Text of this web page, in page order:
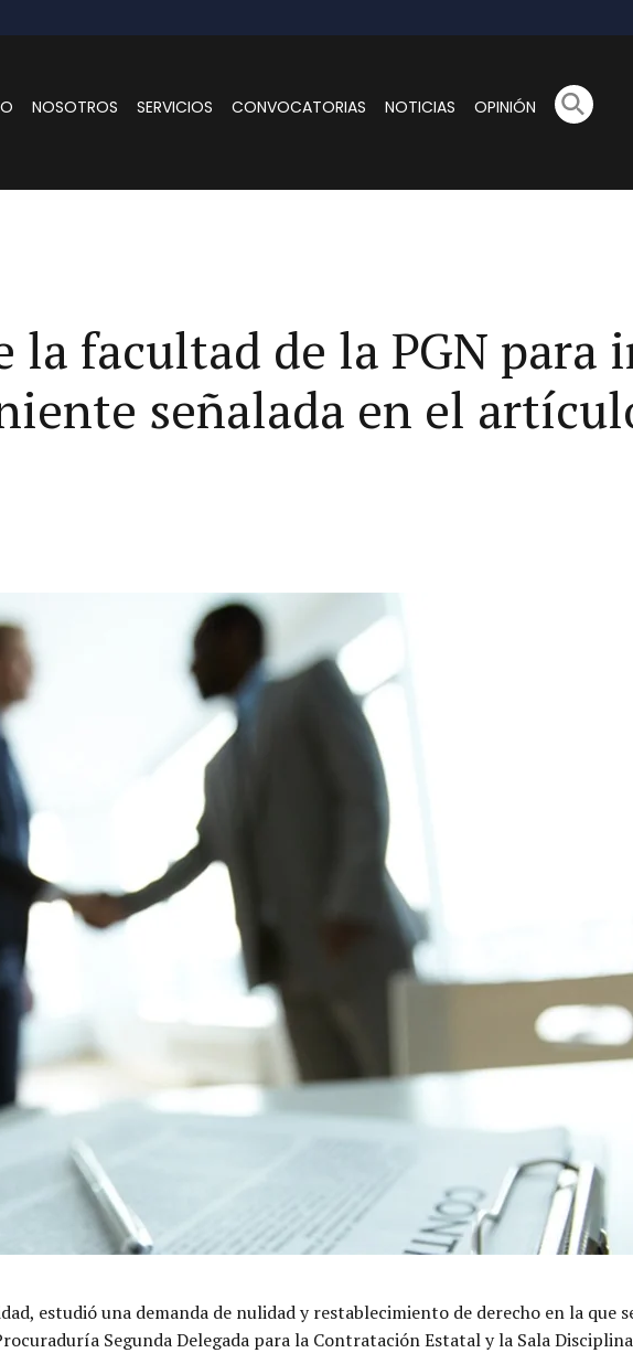
NOSOTROS SERVICIOS CONVOCATORIAS NOTICIAS OPINIÓN
facultad de la PGN para
señalada en el
estudió una demanda de nulidad y restablecimiento de derecho en la que
Segunda Delegada para la Contratación Estatal y la Sala